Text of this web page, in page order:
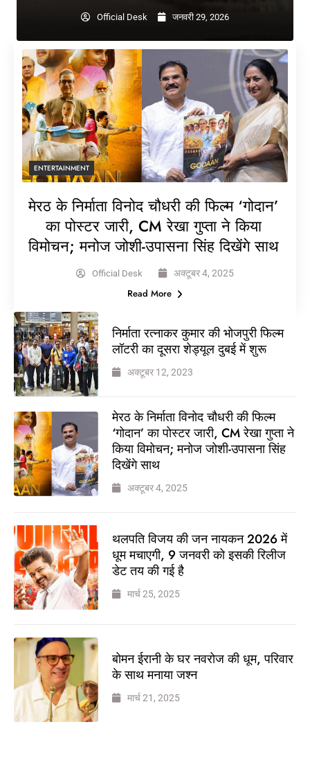
Official Desk जनवरी 29, 2026
ENTERTAINMENT
मेरठ के निर्माता विनोद चौधरी की फिल्म ‘गोदान’
का पोस्टर जारी, CM रेखा गुप्ता ने किया
विमोचन; मनोज जोशी-उपासना सिंह दिखेंगे साथ
Official Desk अक्टूबर 4, 2025
Read More
निर्माता रत्नाकर कुमार की भोजपुरी फिल्म
लॉटरी का दूसरा शेड्यूल दुबई में शुरू
अक्टूबर 12, 2023
मेरठ के निर्माता विनोद चौधरी की फिल्म
‘गोदान’ का पोस्टर जारी, CM रेखा गुप्ता ने
किया विमोचन; मनोज जोशी-उपासना सिंह
दिखेंगे साथ
अक्टूबर 4, 2025
थलपति विजय की जन नायकन 2026 में
धूम मचाएगी, 9 जनवरी को इसकी रिलीज
डेट तय की गई है
मार्च 25, 2025
बोमन ईरानी के घर नवरोज की धूम, परिवार
के साथ मनाया जश्न
मार्च 21, 2025